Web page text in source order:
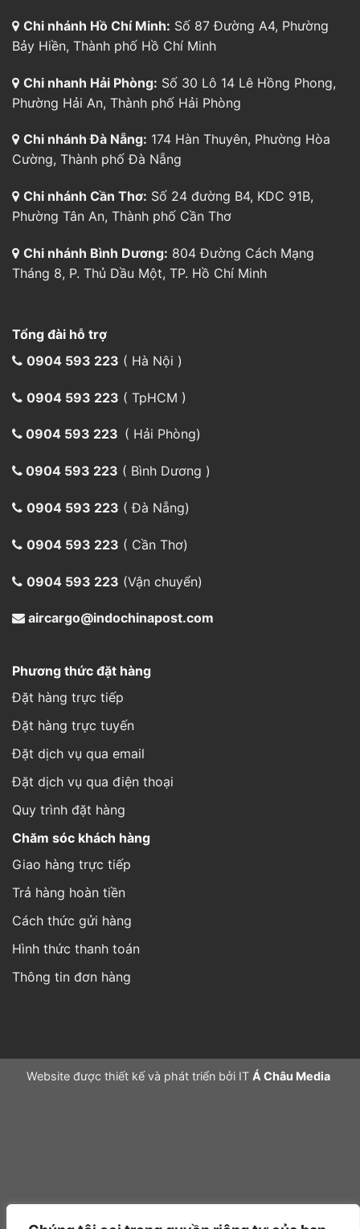
Chi nhánh Hồ Chí Minh: Số 87 Đường A4, Phường
Bảy Hiền, Thành phố Hồ Chí Minh
Chi nhanh Hải Phòng: Số 30 Lô 14 Lê Hồng Phong,
Phường Hải An, Thành phố Hải Phòng
Chi nhánh Đà Nẵng: 174 Hàn Thuyên, Phường Hòa
Cường, Thành phố Đà Nẵng
Chi nhánh Cần Thơ: Số 24 đường B4, KDC 91B,
Phường Tân An, Thành phố Cần Thơ
Chi nhánh Bình Dương: 804 Đường Cách Mạng
Tháng 8, P. Thủ Dầu Một, TP. Hồ Chí Minh
Tổng đài hỗ trợ
0904 593 223 ( Hà Nội )
0904 593 223 ( TpHCM )
0904 593 223 ( Hải Phòng)
0904 593 223 ( Bình Dương )
0904 593 223 ( Đà Nẵng)
0904 593 223 ( Cần Thơ)
0904 593 223 (Vận chuyển)
aircargo@indochinapost.com
Phương thức đặt hàng
Đặt hàng trực tiếp
Đặt hàng trực tuyến
Đặt dịch vụ qua email
Đặt dịch vụ qua điện thoại
Quy trình đặt hàng
Chăm sóc khách hàng
Giao hàng trực tiếp
Trả hàng hoàn tiền
Cách thức gửi hàng
Hình thức thanh toán
Thông tin đơn hàng
Website được thiết kế và phát triển bởi IT Á Châu Media